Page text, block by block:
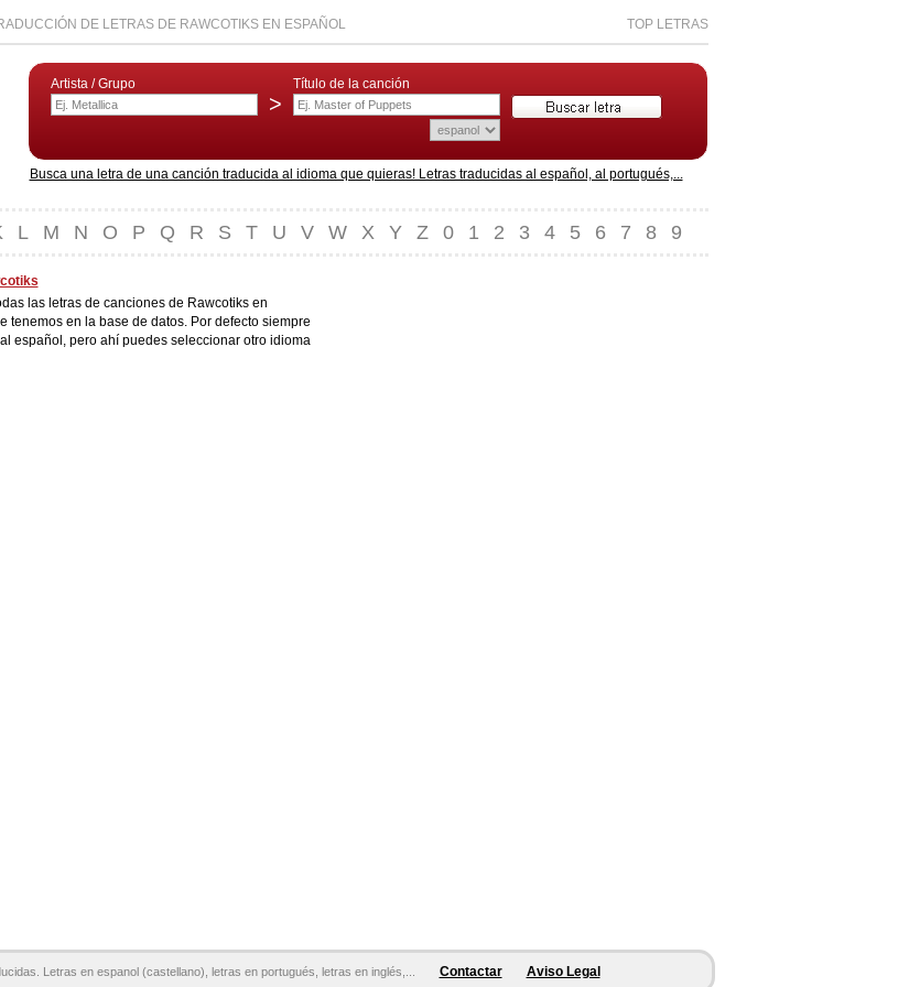
DE LETRAS DE RAWCOTIKS EN ESPAÑOL TOP LETRAS
Artista / Grupo
>
Título de la canción
Busca una letra de una canción traducida al idioma que quieras! Letras traducidas al español, al portugués,...
L M N O P Q R S T U V W X Y Z 0 1 2 3 4 5 6 7 8 9
las letras de canciones de Rawcotiks en
tenemos en la base de datos. Por defecto siempre
español, pero ahí puedes seleccionar otro idioma
Letras en espanol (castellano), letras en portugués, letras en inglés,... Contactar Aviso Legal